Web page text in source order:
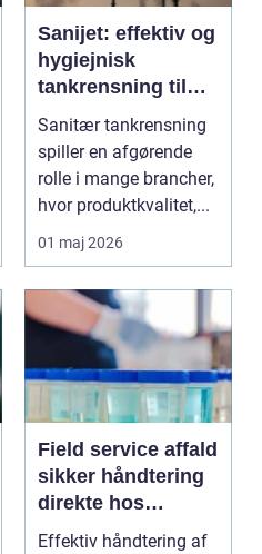
Sanijet: effektiv og
hygiejnisk
tankrensning til
krævende
industrier
Sanitær tankrensning
spiller en afgørende
rolle i mange brancher,
hvor produktkvalitet,...
01 maj 2026
Field service affald
sikker håndtering
direkte hos
virksomheden
Effektiv håndtering af